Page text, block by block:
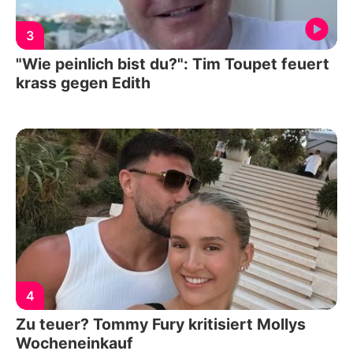
3
"Wie peinlich bist du?": Tim Toupet feuert
krass gegen Edith
4
Zu teuer? Tommy Fury kritisiert Mollys
Wocheneinkauf